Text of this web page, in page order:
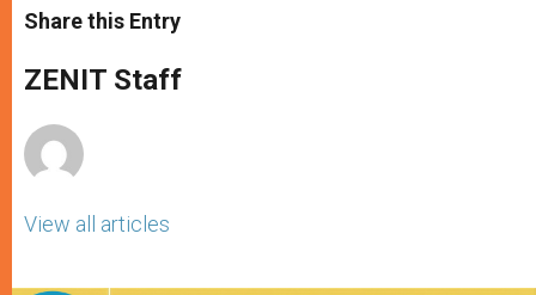
t
s
p
p
s
e
g
e
e
b
o
k
Share this Entry
ZENIT Staff
View all articles